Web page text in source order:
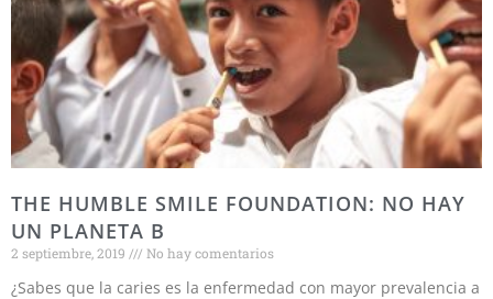
THE HUMBLE SMILE FOUNDATION: NO HAY
UN PLANETA B
2 septiembre, 2019 No hay comentarios
¿Sabes que la caries es la enfermedad con mayor prevalencia a